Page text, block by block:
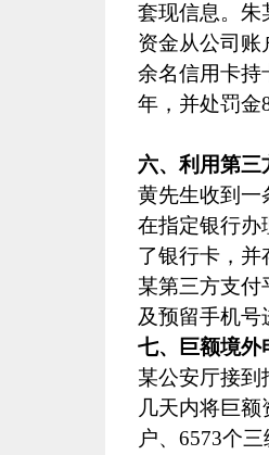
套现信息。朱
资金从公司账
余名信用卡持
年，并处罚金
六、利用第三
黄先生收到一
在指定银行办
了银行卡，并
某第三方支付
及预留手机
七、巨额境外
某公安厅接到
几天内将巨
户、 6573个三